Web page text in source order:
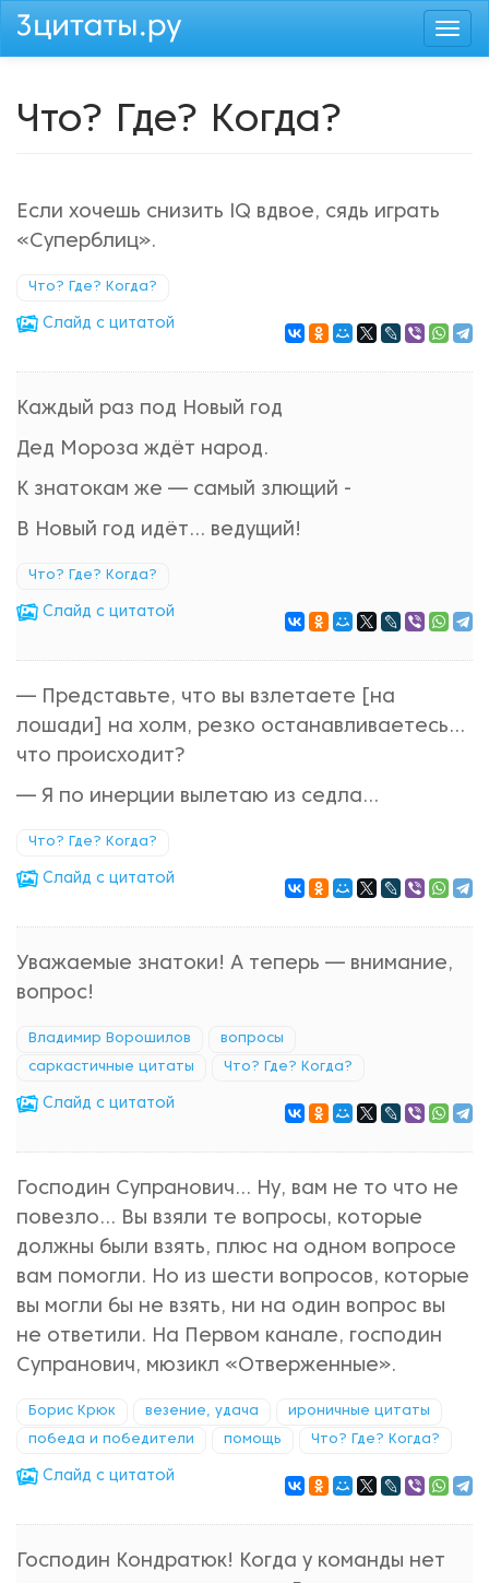
Перейти
Что? Где? Когда?
Если хочешь снизить IQ вдвое, сядь играть
«Суперблиц».
Что? Где? Когда?
Cлайд с цитатой
Каждый раз под Новый год
Дед Мороза ждёт народ.
К знатокам же — самый злющий -
В Новый год идёт... ведущий!
Что? Где? Когда?
Cлайд с цитатой
— Представьте, что вы взлетаете [на
лошади] на холм, резко останавливаетесь...
что происходит?
— Я по инерции вылетаю из седла...
Что? Где? Когда?
Cлайд с цитатой
Уважаемые знатоки! А теперь — внимание,
вопрос!
Владимир Ворошилов вопросы
саркастичные цитаты Что? Где? Когда?
Cлайд с цитатой
Господин Супранович... Ну, вам не то что не
повезло... Вы взяли те вопросы, которые
должны были взять, плюс на одном вопросе
вам помогли. Но из шести вопросов, которые
вы могли бы не взять, ни на один вопрос вы
не ответили. На Первом канале, господин
Супранович, мюзикл «Отверженные».
Борис Крюк везение, удача ироничные цитаты
победа и победители помощь Что? Где? Когда?
Cлайд с цитатой
Господин Кондратюк! Когда у команды нет